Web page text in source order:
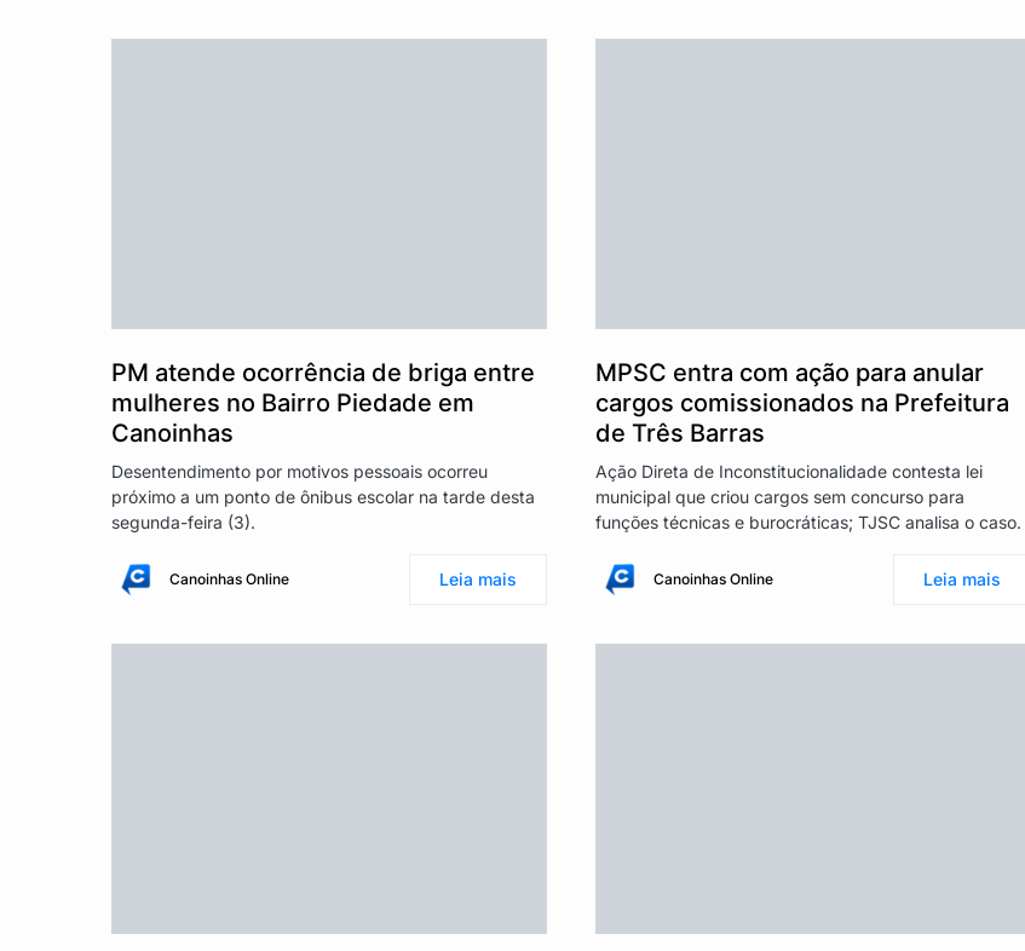
PM atende ocorrência de briga entre
mulheres no Bairro Piedade em
Canoinhas
Desentendimento por motivos pessoais ocorreu
próximo a um ponto de ônibus escolar na tarde desta
segunda-feira (3).
Canoinhas Online Leia mais
MPSC entra com ação para anular
cargos comissionados na Prefeitura
de Três Barras
Ação Direta de Inconstitucionalidade contesta lei
municipal que criou cargos sem concurso para
funções técnicas e burocráticas; TJSC analisa o caso.
Canoinhas Online Leia mais